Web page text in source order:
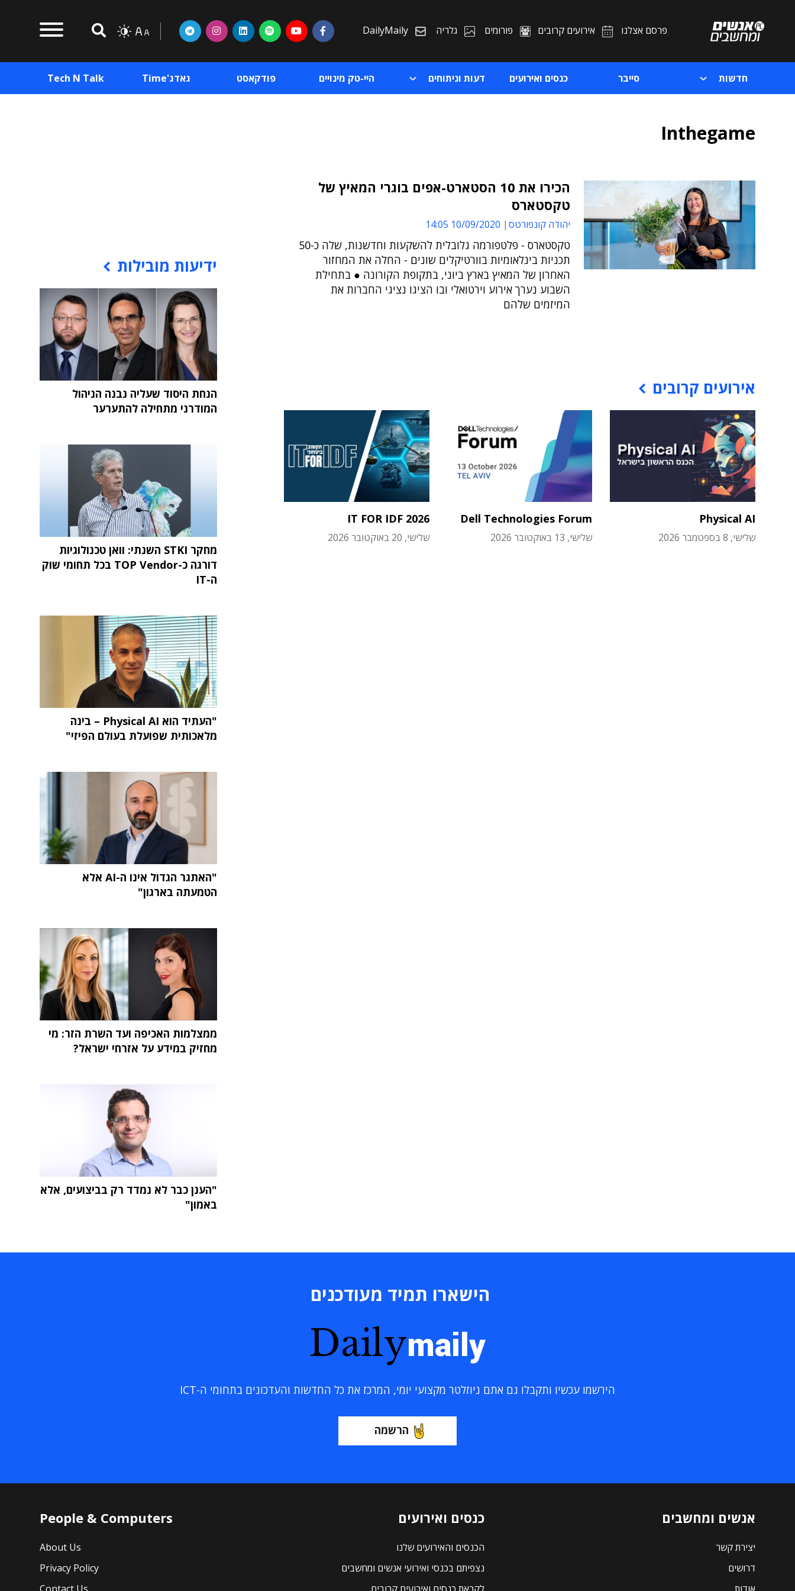
פרסם אצלנו אירועים קרובים פורומים גלריה DailyMaily
חדשות סייבר כנסים ואירועים דעות וניתוחים היי-טק מינויים פודקאסט גאדג'Time Tech N Talk
Inthegame
הכירו את 10 הסטארט-אפים בוגרי המאיץ של
טקסטארס
יהודה קונפורטס 10/09/2020 14:05
טקסטארס - פלטפורמה גלובלית להשקעות וחדשנות, שלה כ-50
תכניות בינלאומיות בוורטיקלים שונים - החלה את המחזור
האחרון של המאיץ בארץ ביוני, בתקופת הקורונה ● בתחילת
השבוע נערך אירוע וירטואלי ובו הציגו נציגי החברות את
המיזמים שלהם
אירועים קרובים
Physical AI
שלישי, 8 בספטמבר 2026
Dell Technologies Forum
שלישי, 13 באוקטובר 2026
IT FOR IDF 2026
שלישי, 20 באוקטובר 2026
ידיעות מובילות
הנחת היסוד שעליה נבנה הניהול
המודרני מתחילה להתערער
מחקר STKI השנתי: וואן טכנולוגיות
דורגה כ-TOP Vendor בכל תחומי שוק
ה-IT
"העתיד הוא Physical AI – בינה
מלאכותית שפועלת בעולם הפיזי"
"האתגר הגדול אינו ה-AI אלא
הטמעתה בארגון"
ממצלמות האכיפה ועד השרת הזר: מי
מחזיק במידע על אזרחי ישראל?
"הענן כבר לא נמדד רק בביצועים, אלא
באמון"
הישארו תמיד מעודכנים
Dailymaily
הירשמו עכשיו ותקבלו גם אתם ניוזלטר מקצועי יומי, המרכז את כל החדשות והעדכונים בתחומי ה-ICT
הרשמה
אנשים ומחשבים
יצירת קשר
דרושים
כנסים ואירועים
הכנסים והאירועים שלנו
נצפיתם בכנסי ואירועי אנשים ומחשבים
People & Computers
About Us
Privacy Policy